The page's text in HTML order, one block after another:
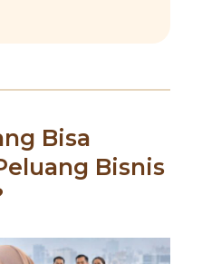
Bisa
Bisnis